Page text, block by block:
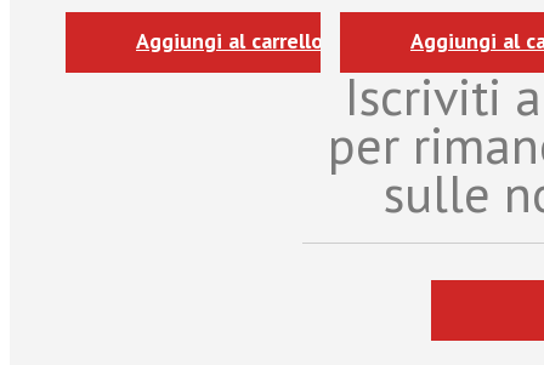
Aggiungi al carrello Aggiungi al
Iscriviti
per
sulle